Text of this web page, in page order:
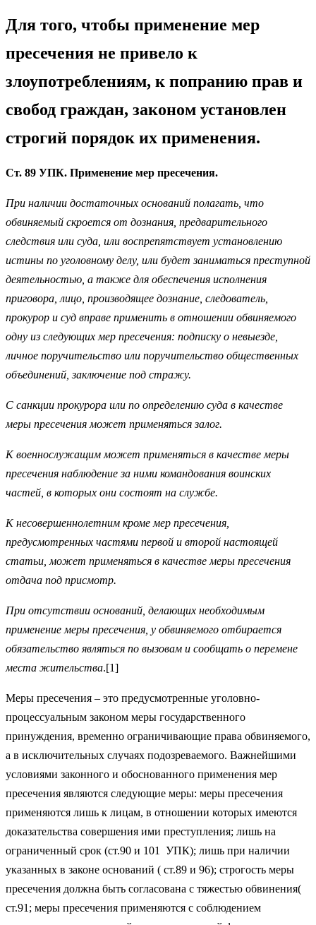
Для того, чтобы применение мер
пресечения не привело к
злоупотреблениям, к попранию прав и
свобод граждан, законом установлен
строгий порядок их применения.
Ст. 89 УПК. Применение мер пресечения.
При наличии достаточных оснований полагать, что
обвиняемый скроется от дознания, предварительного
следствия или суда, или воспрепятствует установлению
истины по уголовному делу, или будет заниматься преступной
деятельностью, а также для обеспечения исполнения
приговора, лицо, производящее дознание, следователь,
прокурор и суд вправе применить в отношении обвиняемого
одну из следующих мер пресечения: подписку о невыезде,
личное поручительство или поручительство общественных
объединений, заключение под стражу.
С санкции прокурора или по определению суда в качестве
меры пресечения может применяться залог.
К военнослужащим может применяться в качестве меры
пресечения наблюдение за ними командования воинских
частей, в которых они состоят на службе.
К несовершеннолетним кроме мер пресечения,
предусмотренных частями первой и второй настоящей
статьи, может применяться в качестве меры пресечения
отдача под присмотр.
При отсутствии оснований, делающих необходимым
применение меры пресечения, у обвиняемого отбирается
обязательство являться по вызовам и сообщать о перемене
места жительства.[1]
Меры пресечения – это предусмотренные уголовно-
процессуальным законом меры государственного
принуждения, временно ограничивающие права обвиняемого,
а в исключительных случаях подозреваемого. Важнейшими
условиями законного и обоснованного применения мер
пресечения являются следующие меры: меры пресечения
применяются лишь к лицам, в отношении которых имеются
доказательства совершения ими преступления; лишь на
ограниченный срок (ст.90 и 101 УПК); лишь при наличии
указанных в законе оснований ( ст.89 и 96); строгость меры
пресечения должна быть согласована с тяжестью обвинения(
ст.91; меры пресечения применяются с соблюдением